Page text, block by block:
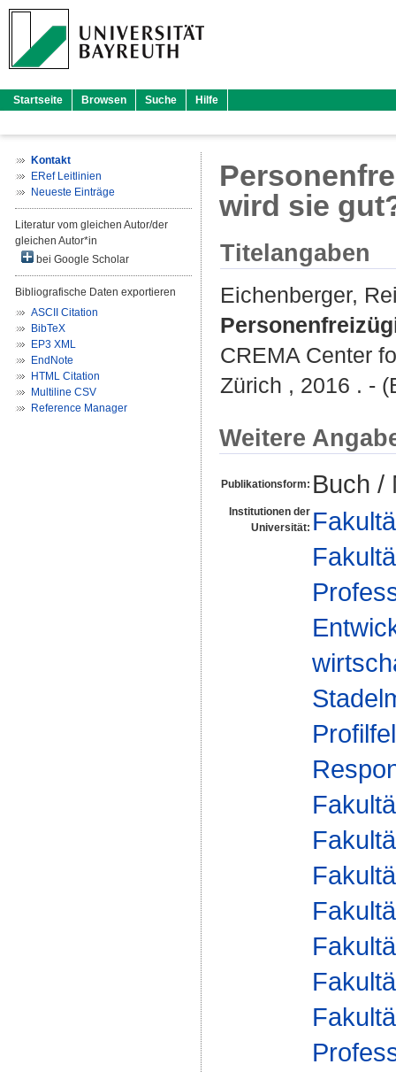
Startseite Browsen Suche Hilfe
Kontakt
ERef Leitlinien
Neueste Einträge
Literatur vom gleichen Autor/der
gleichen Autor*in
bei Google Scholar
Bibliografische Daten exportieren
ASCII Citation
BibTeX
EP3 XML
EndNote
HTML Citation
Multiline CSV
Reference Manager
wird sie
Titelangaben
Eichenberger,
CREMA Center
Zürich , 2016 . -
Weitere
Publikationsform: Buch /
Institutionen der
Universität: